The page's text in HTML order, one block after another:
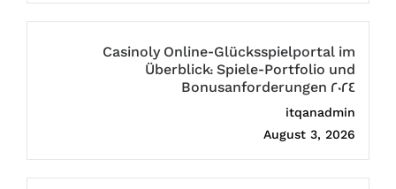
Casinoly Online-Glücksspielportal im
Überblick: Spiele-Portfolio und
Bonusanforderungen 2024
itqanadmin
August 3, 2026